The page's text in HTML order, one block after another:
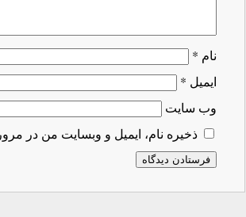
نام *
ایمیل *
وب‌ سایت
ذخیره نام، ایمیل و وبسایت من در